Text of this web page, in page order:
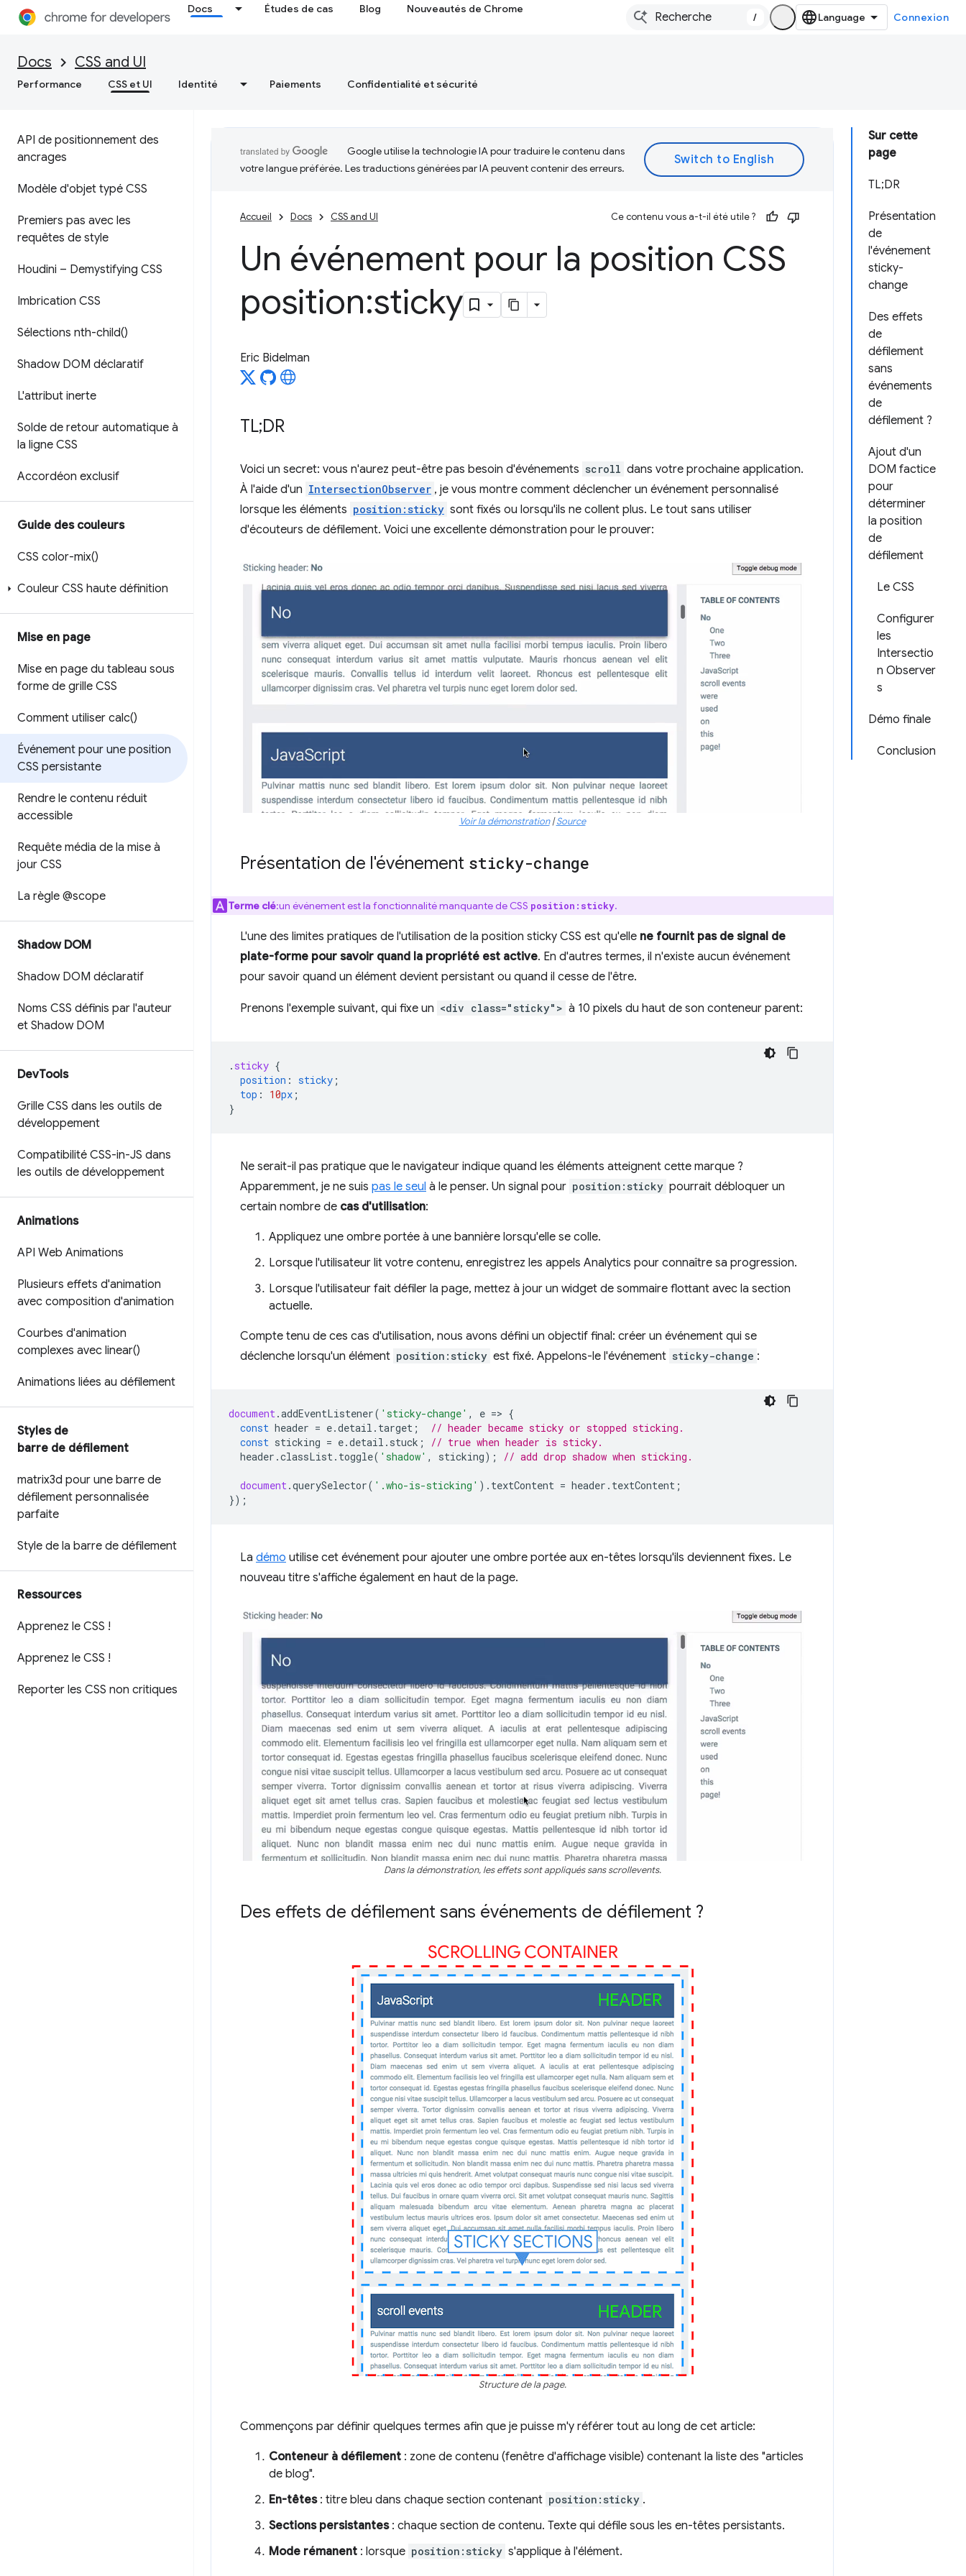
Docs Études de cas Blog Nouveautés de Chrome
/ Connexion
Docs CSS and UI
Performance CSS et UI Identité Paiements Confidentialité et sécurité
API de positionnement des
ancrages
Modèle d'objet typé CSS
Premiers pas avec les
requêtes de style
Houdini – Demystifying CSS
Imbrication CSS
Sélections nth-child()
Shadow DOM déclaratif
L'attribut inerte
Solde de retour automatique à
la ligne CSS
Accordéon exclusif
Guide des couleurs
CSS color-mix()
Couleur CSS haute définition
Mise en page
Mise en page du tableau sous
forme de grille CSS
Comment utiliser calc()
Événement pour une position
CSS persistante
Rendre le contenu réduit
accessible
Requête média de la mise à
jour CSS
La règle @scope
Shadow DOM
Shadow DOM déclaratif
Noms CSS définis par l'auteur
et Shadow DOM
DevTools
Grille CSS dans les outils de
développement
Compatibilité CSS-in-JS dans
les outils de développement
Animations
API Web Animations
Plusieurs effets d'animation
avec composition d'animation
Courbes d'animation
complexes avec linear()
Animations liées au défilement
Styles de
barre de défilement
matrix3d pour une barre de
défilement personnalisée
parfaite
Style de la barre de défilement
Ressources
Apprenez le CSS !
Apprenez le CSS !
Reporter les CSS non critiques
Sur cette
page
TL;DR
Présentation
de
l'événement
sticky-
change
Des effets
de
défilement
sans
événements
de
défilement ?
Ajout d'un
DOM factice
pour
déterminer
la position
de
défilement
Le CSS
Configurer
les
Intersectio
n Observer
s
Démo finale
Conclusion
Google utilise la technologie IA pour traduire le contenu dans
votre langue préférée. Les traductions générées par IA peuvent contenir des erreurs.
Accueil Docs CSS and UI Ce contenu vous a-t-il été utile ?
Un événement pour la position CSS
position:sticky
Eric Bidelman
TL;DR
Voici un secret: vous n'aurez peut-être pas besoin d'événements scroll dans votre prochaine application.
À l'aide d'un IntersectionObserver , je vous montre comment déclencher un événement personnalisé
lorsque les éléments position:sticky sont fixés ou lorsqu'ils ne collent plus. Le tout sans utiliser
d'écouteurs de défilement. Voici une excellente démonstration pour le prouver:
Voir la démonstration|Source
Présentation de l'événement sticky-change
Terme clé:un événement est la fonctionnalité manquante de CSS position:sticky.
L'une des limites pratiques de l'utilisation de la position sticky CSS est qu'elle ne fournit pas de signal de
plate-forme pour savoir quand la propriété est active. En d'autres termes, il n'existe aucun événement
pour savoir quand un élément devient persistant ou quand il cesse de l'être.
Prenons l'exemple suivant, qui fixe un <div class="sticky"> à 10 pixels du haut de son conteneur parent:
. sticky {
position : sticky ;
top : 10px ;
}
Ne serait-il pas pratique que le navigateur indique quand les éléments atteignent cette marque ?
Apparemment, je ne suis pas le seul à le penser. Un signal pour position:sticky pourrait débloquer un
certain nombre de cas d'utilisation:
Appliquez une ombre portée à une bannière lorsqu'elle se colle.
Lorsque l'utilisateur lit votre contenu, enregistrez les appels Analytics pour connaître sa progression.
Lorsque l'utilisateur fait défiler la page, mettez à jour un widget de sommaire flottant avec la section
actuelle.
Compte tenu de ces cas d'utilisation, nous avons défini un objectif final: créer un événement qui se
déclenche lorsqu'un élément position:sticky est fixé. Appelons-le l'événement sticky-change :
document.addEventListener( 'sticky-change' , e => {
const header = e.detail . target ;
// header became sticky or stopped sticking.
const sticking = e.detail . stuck ;
// true when header is sticky.
header .classList. toggle( 'shadow' , sticking); // add drop shadow when sticking.
document.querySelector( '.who-is-sticking' ). textContent = header . textContent ;
});
La démo utilise cet événement pour ajouter une ombre portée aux en-têtes lorsqu'ils deviennent fixes. Le
nouveau titre s'affiche également en haut de la page.
Dans la démonstration, les effets sont appliqués sans scrollevents.
Des effets de défilement sans événements de défilement ?
Structure de la page.
Commençons par définir quelques termes afin que je puisse m'y référer tout au long de cet article:
Conteneur à défilement : zone de contenu (fenêtre d'affichage visible) contenant la liste des "articles
de blog".
En-têtes: titre bleu dans chaque section contenant position:sticky .
Sections persistantes: chaque section de contenu. Texte qui défile sous les en-têtes persistants.
Mode rémanent : lorsque position:sticky s'applique à l'élément.